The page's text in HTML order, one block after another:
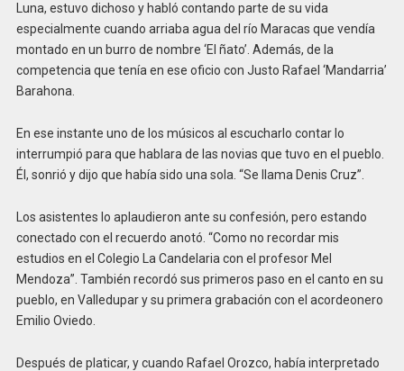
Luna, estuvo dichoso y habló contando parte de su vida
especialmente cuando arriaba agua del río Maracas que vendía
montado en un burro de nombre ‘El ñato’. Además, de la
competencia que tenía en ese oficio con Justo Rafael ‘Mandarria’
Barahona.
En ese instante uno de los músicos al escucharlo contar lo
interrumpió para que hablara de las novias que tuvo en el pueblo.
Él, sonrió y dijo que había sido una sola. “Se llama Denis Cruz”.
Los asistentes lo aplaudieron ante su confesión, pero estando
conectado con el recuerdo anotó. “Como no recordar mis
estudios en el Colegio La Candelaria con el profesor Mel
Mendoza”. También recordó sus primeros paso en el canto en su
pueblo, en Valledupar y su primera grabación con el acordeonero
Emilio Oviedo.
Después de platicar, y cuando Rafael Orozco, había interpretado